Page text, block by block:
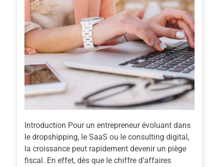
Introduction Pour un entrepreneur évoluant dans
le dropshipping, le SaaS ou le consulting digital,
la croissance peut rapidement devenir un piège
fiscal. En effet, dès que le chiffre d’affaires